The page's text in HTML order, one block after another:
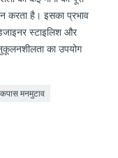
करता है। इसका प्रभाव
स्टाइलिश और
का उपयोग
मनमुटाव